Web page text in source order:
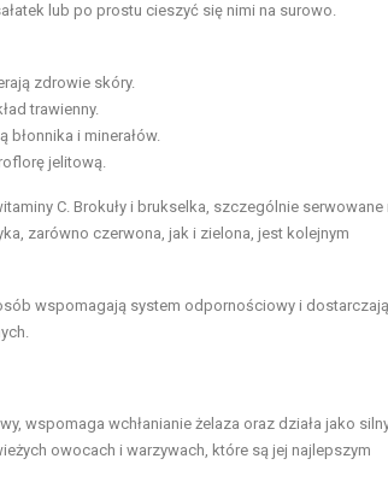
lub po prostu cieszyć się nimi na surowo.
zdrowie skóry.
trawienny.
i minerałów.
jelitową.
C. Brokuły i brukselka, szczególnie serwowane
zarówno czerwona, jak i zielona, jest kolejnym
wspomagają system odpornościowy i dostarczają
wspomaga wchłanianie żelaza oraz działa jako
owocach i warzywach, które są jej najlepszym